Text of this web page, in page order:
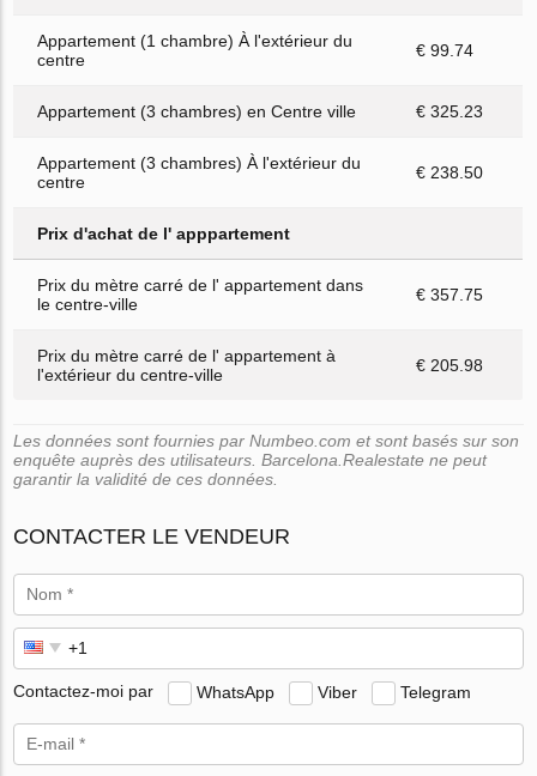
Appartement (1 chambre) À l'extérieur du
centre
€ 99.74
Appartement (3 chambres) en Centre ville € 325.23
Appartement (3 chambres) À l'extérieur du
centre
€ 238.50
Prix d'achat de l' apppartement
Prix du mètre carré de l' appartement dans
le centre-ville
€ 357.75
Prix du mètre carré de l' appartement à
l'extérieur du centre-ville
€ 205.98
Les données sont fournies par Numbeo.com et sont basés sur son
enquête auprès des utilisateurs. Barcelona.Realestate ne peut
garantir la validité de ces données.
CONTACTER LE VENDEUR
Contactez-moi par WhatsApp Viber Telegram